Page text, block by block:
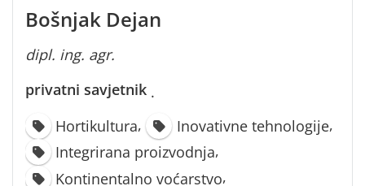
Bošnjak Dejan
dipl. ing. agr.
privatni savjetnik ·
Hortikultura, Inovativne tehnologije,
Integrirana proizvodnja,
Kontinentalno voćarstvo,